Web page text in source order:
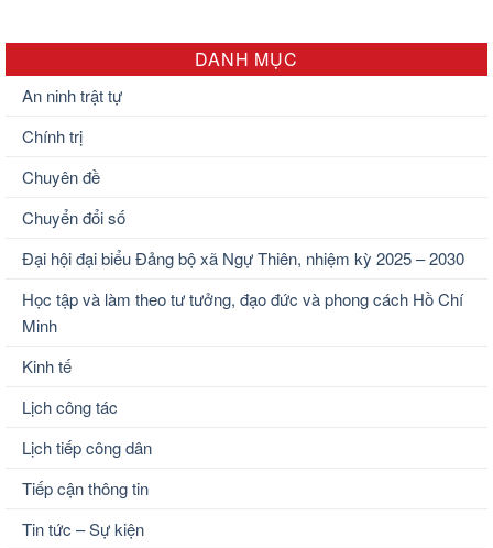
DANH MỤC
An ninh trật tự
Chính trị
Chuyên đề
Chuyển đổi số
Đại hội đại biểu Đảng bộ xã Ngự Thiên, nhiệm kỳ 2025 – 2030
Học tập và làm theo tư tưởng, đạo đức và phong cách Hồ Chí
Minh
Kinh tế
Lịch công tác
Lịch tiếp công dân
Tiếp cận thông tin
Tin tức – Sự kiện